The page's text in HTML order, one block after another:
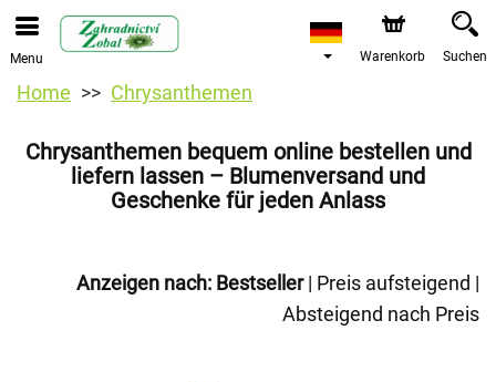
Menu Warenkorb Suchen
Home Chrysanthemen
Chrysanthemen bequem online bestellen und
liefern lassen – Blumenversand und
Geschenke für jeden Anlass
Anzeigen nach: Bestseller| Preis aufsteigend |
Absteigend nach Preis